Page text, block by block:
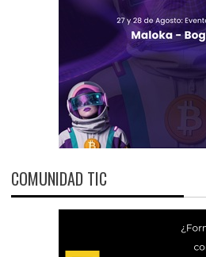
COMUNIDAD TIC